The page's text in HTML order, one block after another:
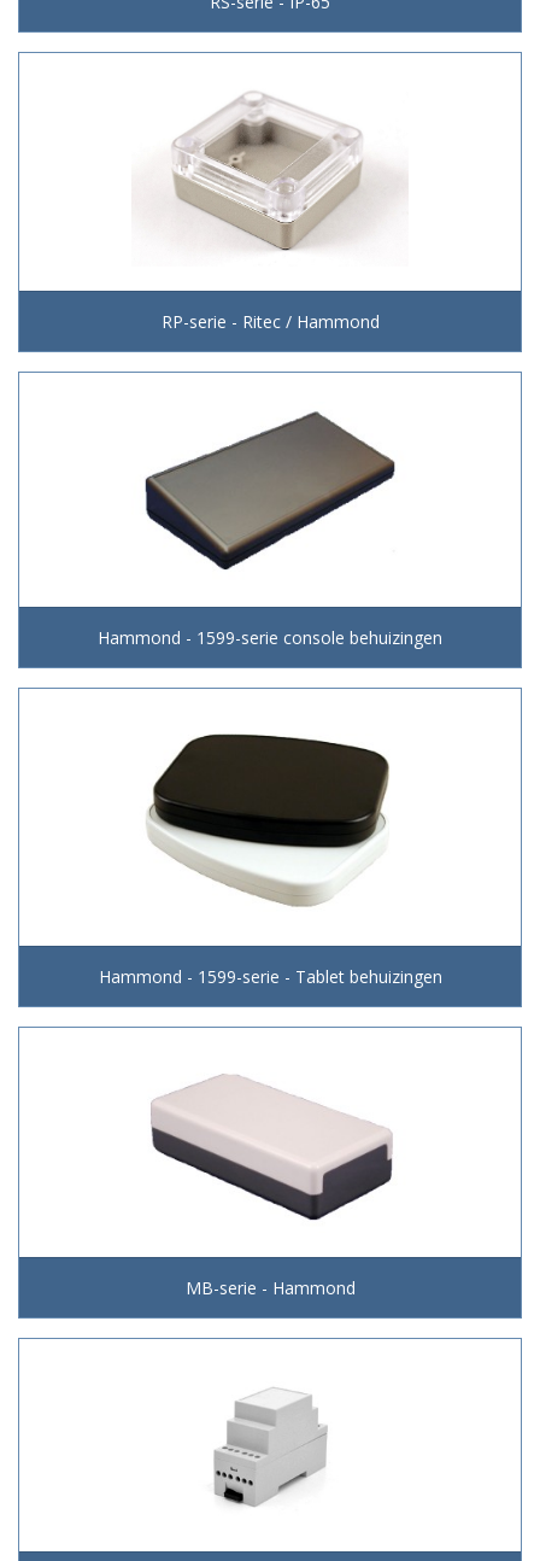
RP-serie - Ritec / Hammond
Hammond - 1599-serie console behuizingen
Hammond - 1599-serie - Tablet behuizingen
MB-serie - Hammond